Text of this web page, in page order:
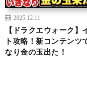
2025.12.11
【ドラクエウォーク】
ト攻略！新コンテンツ
なり金の玉出た！